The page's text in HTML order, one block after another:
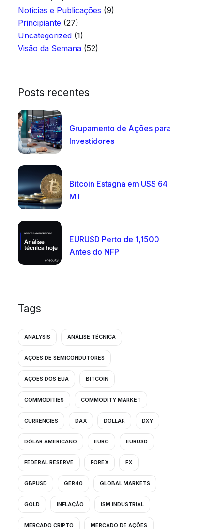
Notícias e Publicações (9)
Principiante (27)
Uncategorized (1)
Visão da Semana (52)
Posts recentes
Grupamento de Ações para
Investidores
Bitcoin Estagna em US$ 64
Mil
EURUSD Perto de 1,1500
Antes do NFP
Tags
ANALYSIS ANÁLISE TÉCNICA
AÇÕES DE SEMICONDUTORES
AÇÕES DOS EUA BITCOIN
COMMODITIES COMMODITY MARKET
CURRENCIES DAX DOLLAR DXY
DÓLAR AMERICANO EURO EURUSD
FEDERAL RESERVE FOREX FX
GBPUSD GER40 GLOBAL MARKETS
GOLD INFLAÇÃO ISM INDUSTRIAL
MERCADO CRIPTO MERCADO DE AÇÕES